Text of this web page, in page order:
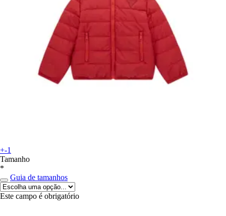
+-1
Tamanho
*
Guia de tamanhos
Este campo é obrigatório